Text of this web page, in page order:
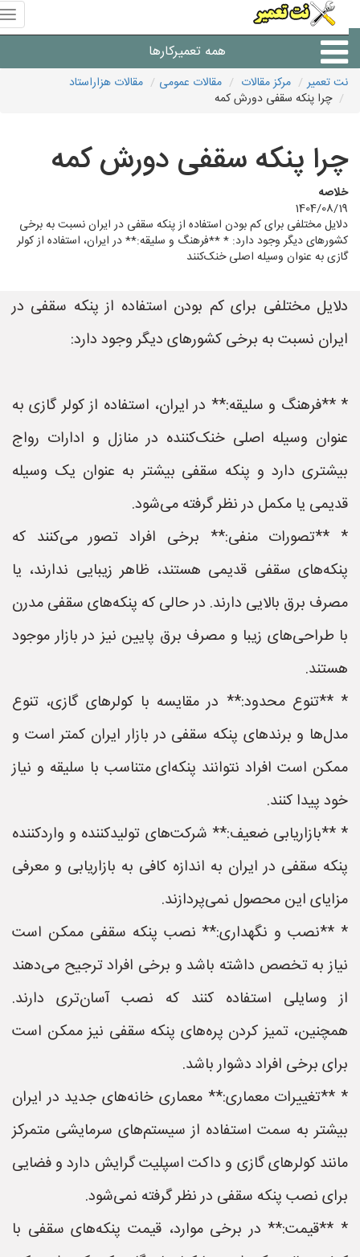
همه تعمیرکارها
شرکت های تعمیرات لوازم
نت تعمیر مرکز مقالات مقالات عمومی
مقالات هزاراستاد
چرا پنکه سقفی دورش کمه
چرا پنکه سقفی دورش کمه
خلاصه
1404/08/19
دلایل مختلفی برای کم بودن استفاده از پنکه سقفی در ایران نسبت به برخی
کشورهای دیگر وجود دارد: * **فرهنگ و سلیقه:** در ایران، استفاده از کولر
گازی به عنوان وسیله اصلی خنک‌کنند
دلایل مختلفی برای کم بودن استفاده از پنکه سقفی در
ایران نسبت به برخی کشورهای دیگر وجود دارد:
* **فرهنگ و سلیقه:** در ایران، استفاده از کولر گازی به
عنوان وسیله اصلی خنک‌کننده در منازل و ادارات رواج
بیشتری دارد و پنکه سقفی بیشتر به عنوان یک وسیله
قدیمی یا مکمل در نظر گرفته می‌شود.
* **تصورات منفی:** برخی افراد تصور می‌کنند که
پنکه‌های سقفی قدیمی هستند، ظاهر زیبایی ندارند، یا
مصرف برق بالایی دارند. در حالی که پنکه‌های سقفی مدرن
با طراحی‌های زیبا و مصرف برق پایین نیز در بازار موجود
هستند.
* **تنوع محدود:** در مقایسه با کولرهای گازی، تنوع
مدل‌ها و برندهای پنکه سقفی در بازار ایران کمتر است و
ممکن است افراد نتوانند پنکه‌ای متناسب با سلیقه و نیاز
خود پیدا کنند.
* **بازاریابی ضعیف:** شرکت‌های تولیدکننده و واردکننده
پنکه سقفی در ایران به اندازه کافی به بازاریابی و معرفی
مزایای این محصول نمی‌پردازند.
* **نصب و نگهداری:** نصب پنکه سقفی ممکن است
نیاز به تخصص داشته باشد و برخی افراد ترجیح می‌دهند
از وسایلی استفاده کنند که نصب آسان‌تری دارند.
همچنین، تمیز کردن پره‌های پنکه سقفی نیز ممکن است
برای برخی افراد دشوار باشد.
* **تغییرات معماری:** معماری خانه‌های جدید در ایران
بیشتر به سمت استفاده از سیستم‌های سرمایشی متمرکز
مانند کولرهای گازی و داکت اسپلیت گرایش دارد و فضایی
برای نصب پنکه سقفی در نظر گرفته نمی‌شود.
* **قیمت:** در برخی موارد، قیمت پنکه‌های سقفی با